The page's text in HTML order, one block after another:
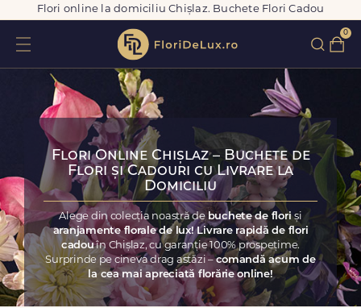
Flori online la domiciliu Chișlaz. Buchete Flori Cadou
0
Flori Online Chișlaz – Buchete de
Flori și Cadouri cu Livrare la
Domiciliu
Alege din colecția noastră de buchete de floriși
aranjamente florale de lux! Livrare rapidă de flori
cadouîn Chișlaz, cu garanție 100% prospețime.
Surprinde pe cineva drag astăzi –comandă acum de
la cea mai apreciată florărie online!